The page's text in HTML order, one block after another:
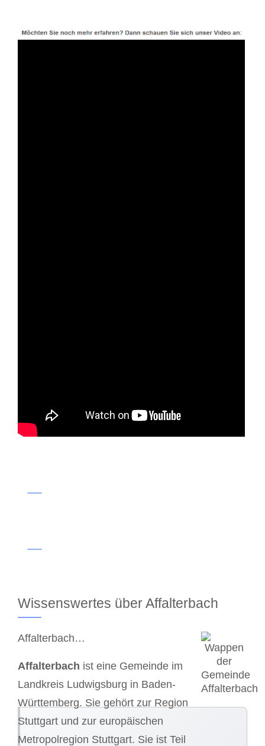
Wissenswertes über Affalterbach
Affalterbach…
Affalterbach ist eine Gemeinde im
Landkreis Ludwigsburg in Baden-
Württemberg. Sie gehört zur Region
Stuttgart und zur europäischen
Metropolregion Stuttgart. Sie ist Teil